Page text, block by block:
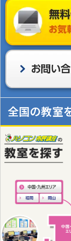
全国の教室